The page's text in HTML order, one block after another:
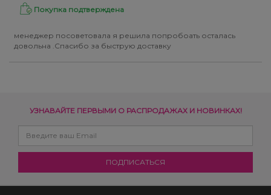
Покупка подтверждена
менеджер посоветовала я решила попробоать осталась
довольна .Спасибо за быструю доставку
УЗНАВАЙТЕ ПЕРВЫМИ О РАСПРОДАЖАХ И НОВИНКАХ!